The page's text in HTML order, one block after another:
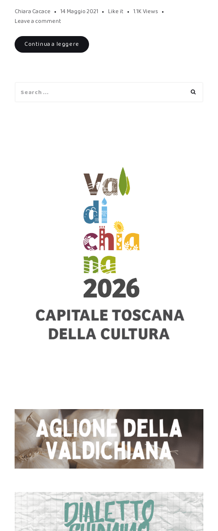
Chiara Cacace 14 Maggio 2021 Like it 1.1K Views
Leave a comment
Continua a leggere
for: